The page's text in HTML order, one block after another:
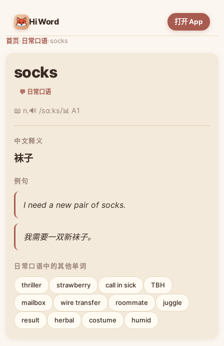
HiWord 打开 App
首页› 日常口语›socks
socks
💬 日常口语
📖 n.🔊 /sɑːks/📊 A1
中文释义
袜子
例句
I need a new pair of socks.
我需要一双新袜子。
日常口语中的其他单词
thriller strawberry call in sick TBH
mailbox wire transfer roommate juggle
result herbal costume humid